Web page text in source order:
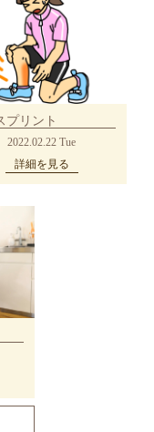
プリント
2022.02.22 Tue
詳細を見る